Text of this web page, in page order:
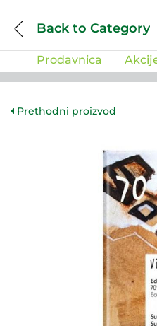
Back to Category
Prodavnica
Prethodni proizvod